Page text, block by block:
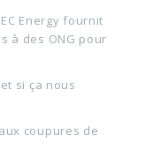
Energy fournit
à des ONG pour
si ça nous
coupures de